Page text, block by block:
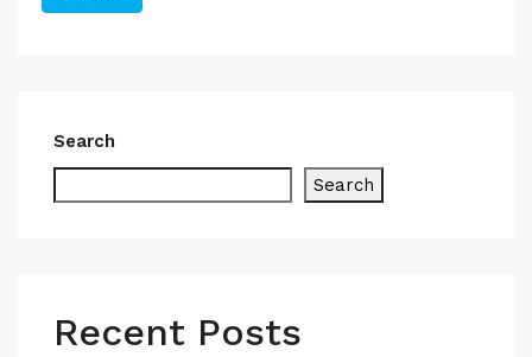
Search
Search
Recent Posts